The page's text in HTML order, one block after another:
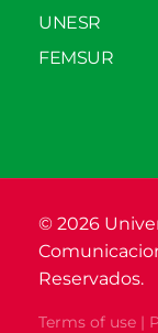
UNESR
FEMSUR
© 2026
Reservados.
Terms of use |